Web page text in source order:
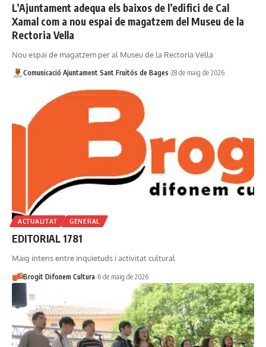
L’Ajuntament adequa els baixos de l’edifici de Cal
Xamal com a nou espai de magatzem del Museu de la
Rectoria Vella
Nou espai de magatzem per al Museu de la Rectoria Vella
Comunicació Ajuntament Sant Fruitós de Bages 28 de maig de 2026
ACTUALITAT GENERAL
EDITORIAL 1781
Maig intens entre inquietuds i activitat cultural
Brogit Difonem Cultura 6 de maig de 2026